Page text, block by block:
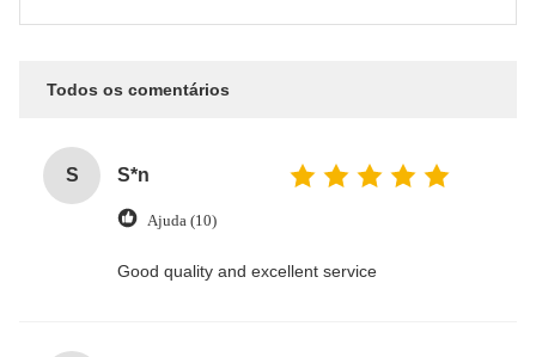
Todos os comentários
S S*n
Ajuda (10)
Good quality and excellent service